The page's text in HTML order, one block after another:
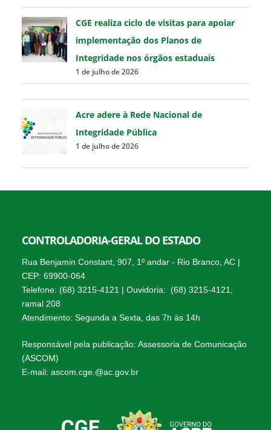
CGE realiza ciclo de visitas para apoiar
implementação dos Planos de
Integridade nos órgãos estaduais
1 de julho de 2026
Acre adere à Rede Nacional de
Integridade Pública
1 de julho de 2026
CONTROLADORIA-GERAL DO ESTADO
Rua Benjamin Constant, 907, 1º andar - Rio Branco, AC |
CEP: 69900-064
Telefone: (68) 3215-4121 | Ouvidoria: (68) 3215-4121,
ramal 208
Atendimento: Segunda a Sexta, das 7h às 14h
Responsável pela publicação: Assessoria de Comunicação
(ASCOM)
E-mail: ascom.cge.@ac.gov.br